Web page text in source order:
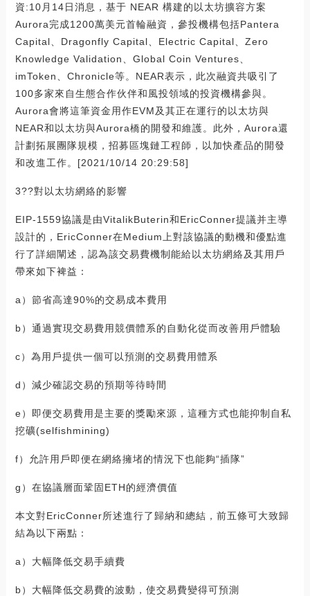
資:10月14日消息，基于 NEAR 構建的以太坊擴容方案
Aurora完成1200萬美元首輪融資，參投機構包括Pantera
Capital、Dragonfly Capital、Electric Capital、Zero
Knowledge Validation、Global Coin Ventures、
imToken、Chronicle等。NEAR表示，此次融資共吸引了
100多家來自生態合作伙伴和風投領域的投資機構參與。
Aurora會將這筆資金用作EVM及其正在運行的以太坊與
NEAR和以太坊與Aurora橋的開發和維護。此外，Aurora還
計劃拓展團隊規模，招募區塊鏈工程師，以加快產品的開發
和改進工作。[2021/10/14 20:29:58]
3??對以太坊網絡的影響
EIP-1559協議是由VitalikButerin和EricConner提議并主導
設計的，EricConner在Medium上對該協議的動機和優點進
行了詳細闡述，認為該交易費機制能給以太坊網絡及其用戶
帶來如下裨益：
a）節省高達90%的交易成本費用
b）通過實現交易費用競價體系的自動化從而改善用戶體驗
c）為用戶提供一個可以預測的交易費用體系
d）減少確認交易的預期等待時間
e）即便交易費用是主要的獎勵來源，這種方式也能抑制自私
挖礦(selfishmining)
f）允許用戶即便在網絡擁堵的情況下也能夠“插隊”
g）在協議層面鞏固ETH的經濟價值
本文對EricConner所述進行了歸納和總結，前五條可大致歸
結為以下兩點：
a）大幅降低交易手續費
b）大幅降低交易費的波動，使交易費變得可預測